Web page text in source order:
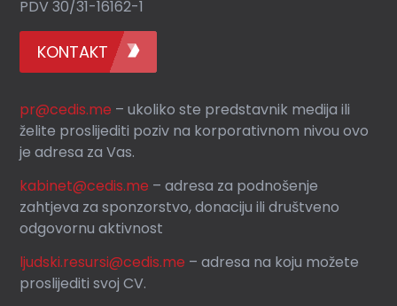
PDV 30/31-16162-1
KONTAKT
pr@cedis.me – ukoliko ste predstavnik medija ili
želite proslijediti poziv na korporativnom nivou ovo
je adresa za Vas.
kabinet@cedis.me –adresa za podnošenje
zahtjeva za sponzorstvo, donaciju ili društveno
odgovornu aktivnost
ljudski.resursi@cedis.me – adresa na koju možete
proslijediti svoj CV.